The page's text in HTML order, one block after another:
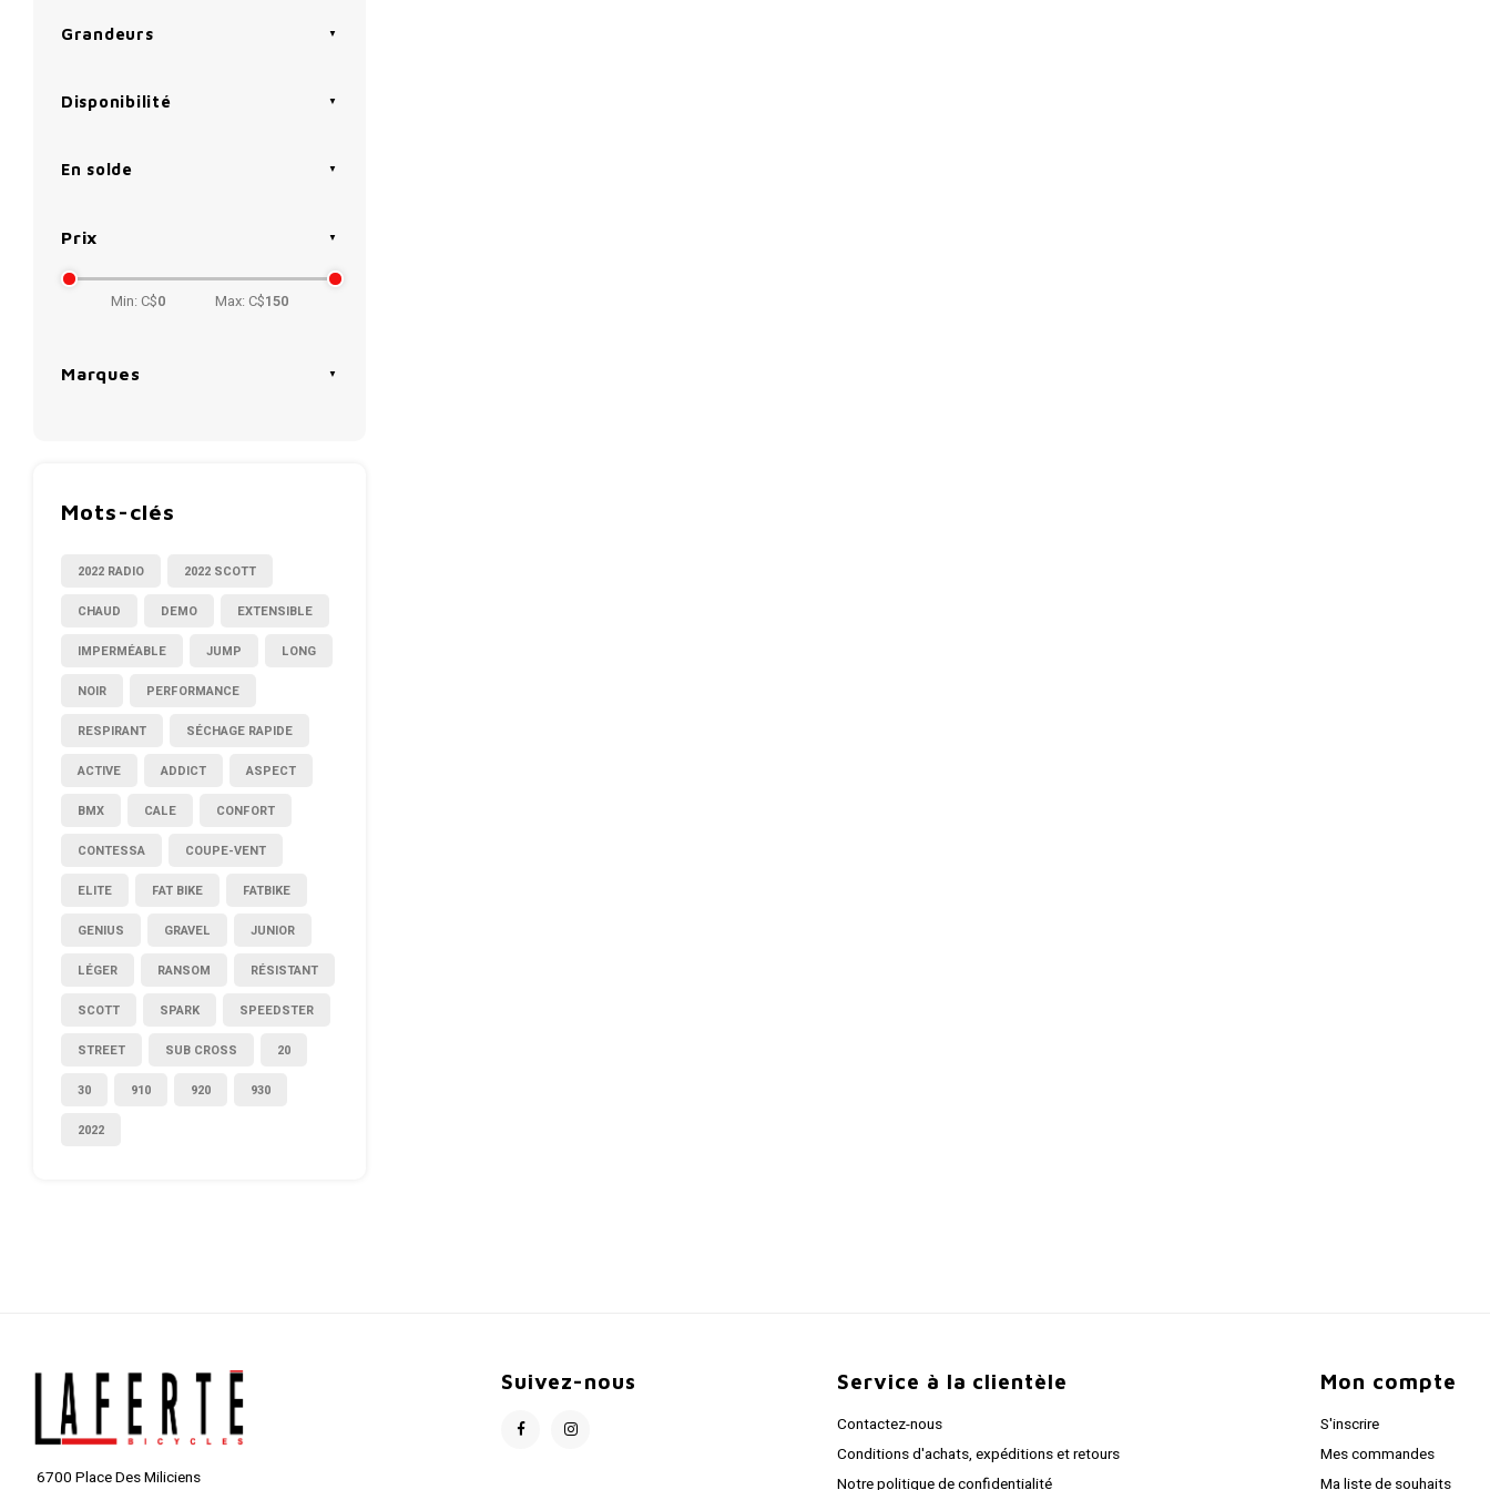
Grandeurs
Disponibilité
En solde
Prix
Min: C$0 Max: C$150
Marques
Mots-clés
2022 RADIO 2022 SCOTT
CHAUD DEMO EXTENSIBLE
IMPERMÉABLE JUMP LONG
NOIR PERFORMANCE
RESPIRANT SÉCHAGE RAPIDE
ACTIVE ADDICT ASPECT
BMX CALE CONFORT
CONTESSA COUPE-VENT
ELITE FAT BIKE FATBIKE
GENIUS GRAVEL JUNIOR
LÉGER RANSOM RÉSISTANT
SCOTT SPARK SPEEDSTER
STREET SUB CROSS 20
30 910 920 930
2022
6700 Place Des Miliciens
Suivez-nous Service à la clientèle
Contactez-nous
Conditions d'achats, expéditions et retours
Notre politique de confidentialité
Mon compte
S'inscrire
Mes commandes
Ma liste de souhaits